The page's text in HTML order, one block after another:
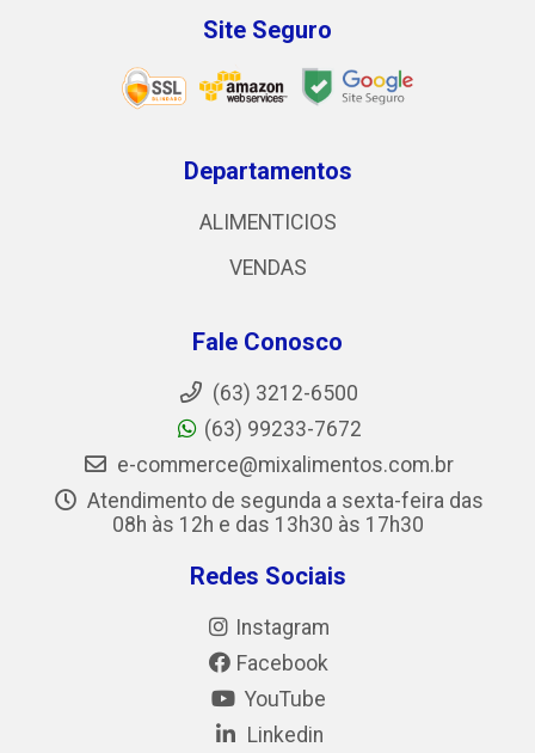
Site Seguro
Departamentos
ALIMENTICIOS
VENDAS
Fale Conosco
(63) 3212-6500
(63) 99233-7672
e-commerce@mixalimentos.com.br
Atendimento de segunda a sexta-feira das
08h às 12h e das 13h30 às 17h30
Redes Sociais
Instagram
Facebook
YouTube
Linkedin